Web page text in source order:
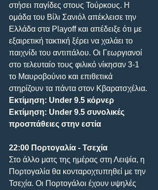
στήσει παγίδες στους Τούρκους. Η
ομάδα του Βίλι Σανιόλ απέκλεισε την
Ελλάδα στα Playoff και απέδειξε ότι με
εξαιρετική τακτική ξέρει να χαλάει το
παιχνίδι του αντιπάλου. Οι Γεωργιανοί
στο τελευταίο τους φιλικό νίκησαν 3-1
το Μαυροβούνιο και επιθετικά
στηρίζουν τα πάντα στον Κβαρατσχέλια.
Εκτίμηση: Under 9.5 κόρνερ
Εκτίμηση: Under 9.5 συνολικές
προσπάθειες στην εστία
22:00 Πορτογαλία - Τσεχία
Στο άλλο ματς της ημέρας στη Λειψία, η
Πορτογαλία θα κονταροχτυπηθεί με την
Τσεχία. Οι Πορτογάλοι έχουν υψηλές